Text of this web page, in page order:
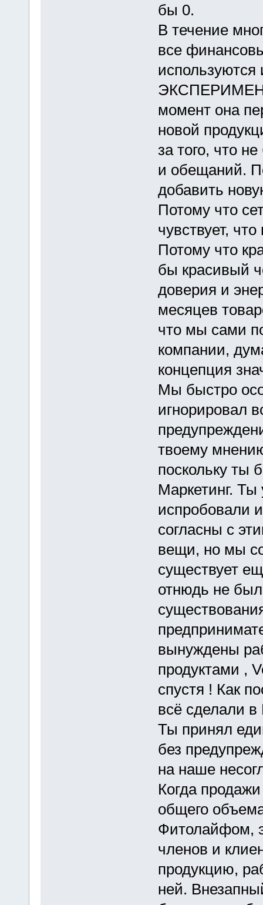
бы 0.
В течение
все
используются
момент она
новой
за того, что
и обещаний.
добавить
Потому что
чувствует,
Потому что
бы красивый
доверия и
месяцев
что мы сами
компании,
концепция
Мы быстро
игнорировал
твоему
поскольку ты
Маркетинг.
испробовали
согласны с
вещи, но мы
существует
отнюдь не
вынуждены
продуктами ,
спустя ! Как
всё сделали
Ты принял
без
на наше
Когда
общего
Фитолайфом,
членов и
продукцию,
ней.